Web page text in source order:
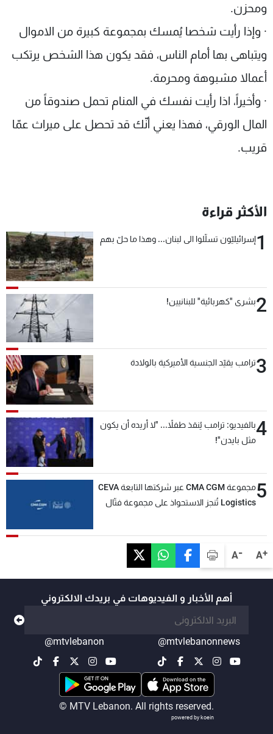
A+
A-
ومحزن.
· وإذا رأيت شخصا يُمسك بمجموعة كبيرة من الاموال
ويتباهى بها أمام الناس، فقد يكون هذا الشخص يرتكب
أعمالا مشبوهة ومحرمة.
· وأخيراً، اذا رأيت نفسك في المنام تحمل صندوقاً من
المال الورقي، فهذا يعني أنّك قد تحصل على ميراث عمّا
قريب.
الأكثر قراءة
1إسرائيليّون تسلّلوا الى لبنان... وهذا ما حلّ بهم
2بشرى "كهربائية" للبنانيين!
3ترامب يقيّد الجنسية الأميركية بالولادة
4بالفيديو: ترامب يُنقذ طفلاً... "لا أريده أن يكون
مثل بايدن"!
5
مجموعة CMA CGM عبر شركتها التابعة CEVA
Logistics تُنجز الاستحواذ على مجموعة فتّال
أهم الأخبار و الفيديوهات في بريدك الالكتروني
@mtvlebanonnews
@mtvlebanon
© MTV Lebanon. All rights reserved.
powered by koein